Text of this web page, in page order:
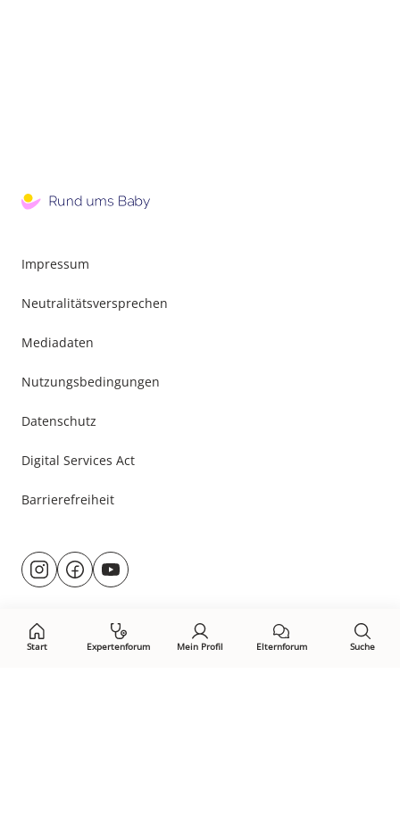
Start Expertenforum Mein Profil Elternforum Suche
Impressum
Neutralitätsversprechen
Mediadaten
Nutzungsbedingungen
Datenschutz
Digital Services Act
Barrierefreiheit
Besuche
uns@rund.ums.baby
facebook.com/rundumsbaby.de
youtube.com/@rundumsbaby_